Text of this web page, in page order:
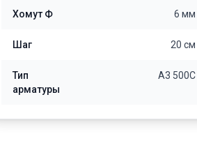
Хомут Ф 6 мм
Шаг 20 см
Тип
арматуры
А3 500С